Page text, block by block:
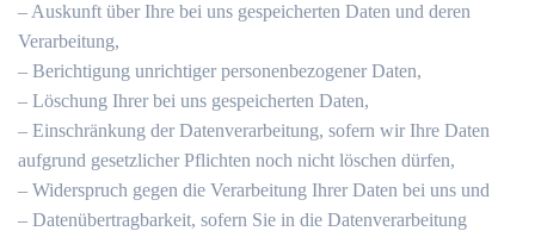
– Auskunft über Ihre bei uns gespeicherten Daten und deren
Verarbeitung,
– Berichtigung unrichtiger personenbezogener Daten,
– Löschung Ihrer bei uns gespeicherten Daten,
– Einschränkung der Datenverarbeitung, sofern wir Ihre Daten
aufgrund gesetzlicher Pflichten noch nicht löschen dürfen,
– Widerspruch gegen die Verarbeitung Ihrer Daten bei uns und
– Datenübertragbarkeit, sofern Sie in die Datenverarbeitung